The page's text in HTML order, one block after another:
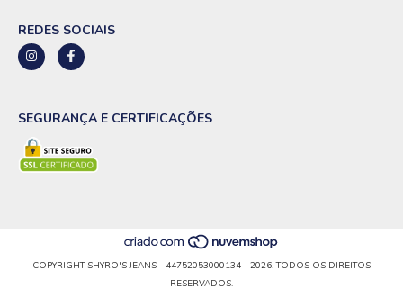
REDES SOCIAIS
SEGURANÇA E CERTIFICAÇÕES
COPYRIGHT SHYRO'S JEANS - 44752053000134 - 2026. TODOS OS DIREITOS
RESERVADOS.